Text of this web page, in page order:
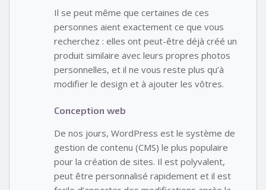
Il se peut même que certaines de ces
personnes aient exactement ce que vous
recherchez : elles ont peut-être déjà créé un
produit similaire avec leurs propres photos
personnelles, et il ne vous reste plus qu’à
modifier le design et à ajouter les vôtres.
Conception web
De nos jours, WordPress est le système de
gestion de contenu (CMS) le plus populaire
pour la création de sites. Il est polyvalent,
peut être personnalisé rapidement et il est